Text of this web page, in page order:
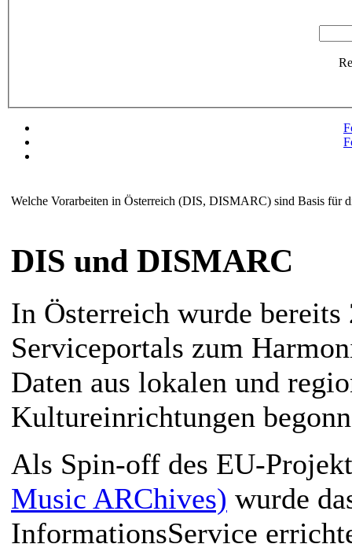
Welche Vorarbeiten in Österreich (DIS, DISMARC) sind Basis für
DIS und DISMARC
In Österreich wurde
Serviceportals zum
Daten aus lokalen und
Kultureinrichtungen
Als Spin-off des EU-
Music ARChives) wurde
InformationsService